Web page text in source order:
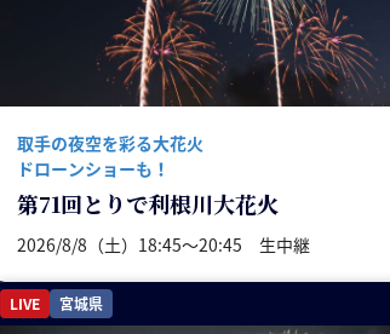
取手の夜空を彩る大花火
ドローンショーも！
第71回とりで利根川大花火
2026/8/8（土）18:45〜20:45 生中継
LIVE 宮城県